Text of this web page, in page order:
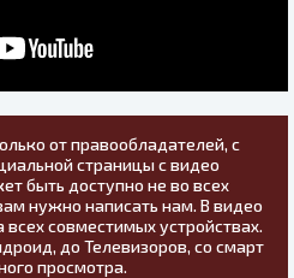
от правообладателей, с
страницы с видео
быть доступно не во всех
нужно написать нам. В видео
совместимых устройствах.
до Телевизоров, со смарт
просмотра.